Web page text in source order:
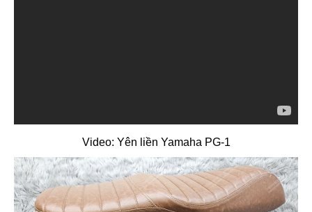
Video: Yên liền Yamaha PG-1